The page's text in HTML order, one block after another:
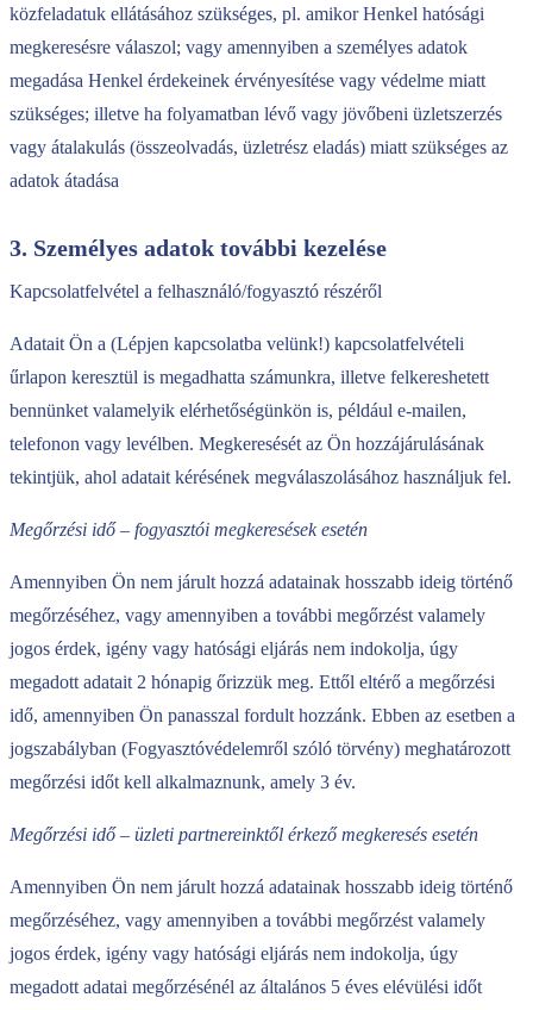
közfeladatuk ellátásához szükséges, pl. amikor Henkel hatósági
megkeresésre válaszol; vagy amennyiben a személyes adatok
megadása Henkel érdekeinek érvényesítése vagy védelme miatt
szükséges; illetve ha folyamatban lévő vagy jövőbeni üzletszerzés
vagy átalakulás (összeolvadás, üzletrész eladás) miatt szükséges az
adatok átadása
3. Személyes adatok további kezelése
Kapcsolatfelvétel a felhasználó/fogyasztó részéről
Adatait Ön a (Lépjen kapcsolatba velünk!) kapcsolatfelvételi
űrlapon keresztül is megadhatta számunkra, illetve felkereshetett
bennünket valamelyik elérhetőségünkön is, például e-mailen,
telefonon vagy levélben. Megkeresését az Ön hozzájárulásának
tekintjük, ahol adatait kérésének megválaszolásához használjuk fel.
Megőrzési idő – fogyasztói megkeresések esetén
Amennyiben Ön nem járult hozzá adatainak hosszabb ideig történő
megőrzéséhez, vagy amennyiben a további megőrzést valamely
jogos érdek, igény vagy hatósági eljárás nem indokolja, úgy
megadott adatait 2 hónapig őrizzük meg. Ettől eltérő a megőrzési
idő, amennyiben Ön panasszal fordult hozzánk. Ebben az esetben a
jogszabályban (Fogyasztóvédelemről szóló törvény) meghatározott
megőrzési időt kell alkalmaznunk, amely 3 év.
Megőrzési idő – üzleti partnereinktől érkező megkeresés esetén
Amennyiben Ön nem járult hozzá adatainak hosszabb ideig történő
megőrzéséhez, vagy amennyiben a további megőrzést valamely
jogos érdek, igény vagy hatósági eljárás nem indokolja, úgy
megadott adatai megőrzésénél az általános 5 éves elévülési időt